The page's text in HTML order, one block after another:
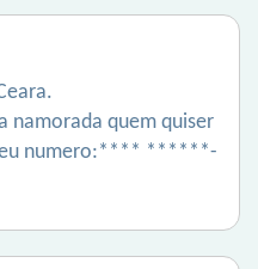
namorada quem quiser
numero:**** ******-